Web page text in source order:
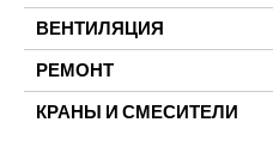
ВЕНТИЛЯЦИЯ
РЕМОНТ
КРАНЫ И СМЕСИТЕЛИ